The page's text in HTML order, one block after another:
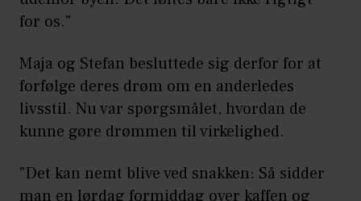
for os."
Maja og Stefan besluttede sig derfor for at
forfølge deres drøm om en anderledes
livsstil. Nu var spørgsmålet, hvordan de
kunne gøre drømmen til virkelighed.
"Det kan nemt blive ved snakken: Så sidder
man en lørdag formiddag over kaffen og